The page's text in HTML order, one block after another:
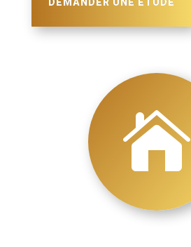
